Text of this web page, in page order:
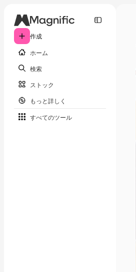
作成
ホーム
検索
ストック
もっと詳しく
すべてのツール